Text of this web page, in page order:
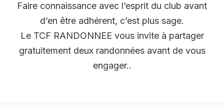
Faire connaissance avec l’esprit du club avant
d’en être adhérent, c’est plus sage.
Le TCF RANDONNEE vous invite à partager
gratuitement deux randonnées avant de vous
engager..